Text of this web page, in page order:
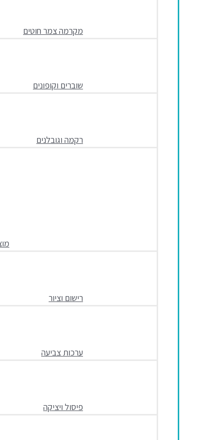
מקרמה צמר חוטים
שוברים וקופונים
רקמה וגובלנים
רישום וציור
ערכות צביעה
פיסול ויציקה